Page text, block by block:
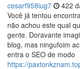
cesarf958iug7 422
Você já tentou
não achou este qual
gente. Doravante
blog, mas ningufoim
entra o SEO de modo
https://